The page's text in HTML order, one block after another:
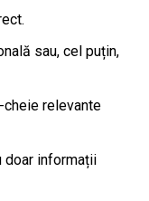
sau, cel puțin,
relevante
doar informații